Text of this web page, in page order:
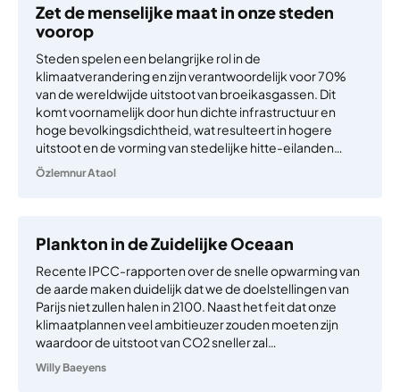
Zet de menselijke maat in onze steden
voorop
Steden spelen een belangrijke rol in de
klimaatverandering en zijn verantwoordelijk voor 70%
van de wereldwijde uitstoot van broeikasgassen. Dit
komt voornamelijk door hun dichte infrastructuur en
hoge bevolkingsdichtheid, wat resulteert in hogere
uitstoot en de vorming van stedelijke hitte-eilanden…
Özlemnur Ataol
Plankton in de Zuidelijke Oceaan
Recente IPCC-rapporten over de snelle opwarming van
de aarde maken duidelijk dat we de doelstellingen van
Parijs niet zullen halen in 2100. Naast het feit dat onze
klimaatplannen veel ambitieuzer zouden moeten zijn
waardoor de uitstoot van CO2 sneller zal…
Willy Baeyens